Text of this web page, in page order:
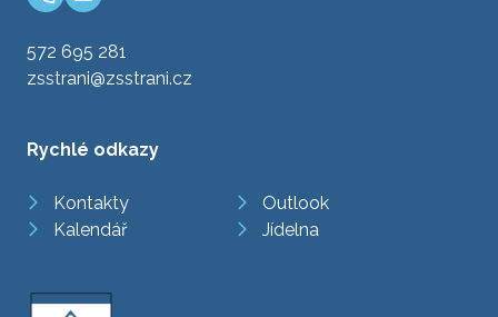
572 695 281
zsstrani@zsstrani.cz
Rychlé odkazy
Kontakty
Outlook
Kalendář
Jídelna